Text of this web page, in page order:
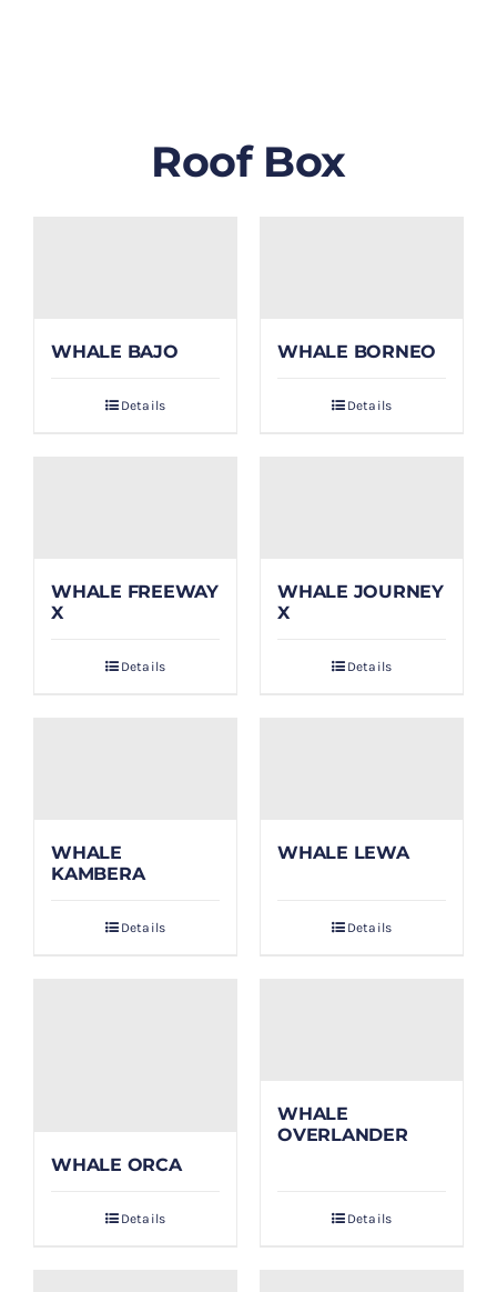
PAYMENT
Roof Box
WHALE BAJO
Details
WHALE BORNEO
Details
WHALE FREEWAY
X
Details
WHALE JOURNEY
X
Details
WHALE
KAMBERA
Details
WHALE LEWA
Details
WHALE ORCA
Details
WHALE
OVERLANDER
Details